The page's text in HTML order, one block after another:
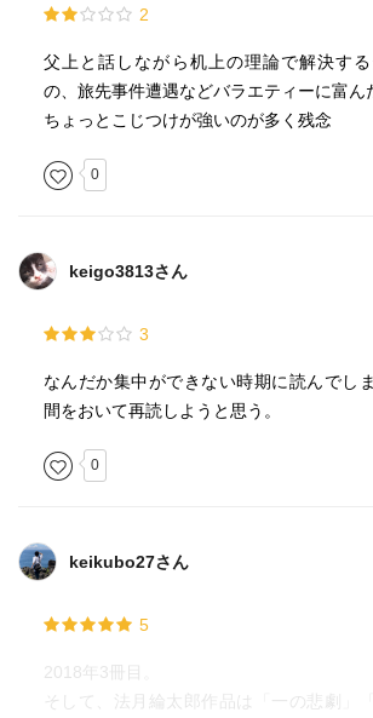
2
父上と話しながら机上の理論で解決す
の、旅先事件遭遇などバラエティーに富ん
ちょっとこじつけが強いのが多く残念
0
keigo3813さん
3
なんだか集中ができない時期に読んでし
間をおいて再読しようと思う。
0
keikubo27さん
5
2018年3冊目。
そして、法月綸太郎作品は「一の悲劇」